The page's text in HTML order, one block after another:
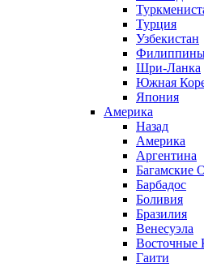
Турция
Узбекистан
Шри-Ланка
Южная
Япония
Америка
Назад
Америка
Аргентина
Багамские
Барбадос
Боливия
Бразилия
Венесуэла
Восточные
Гаити